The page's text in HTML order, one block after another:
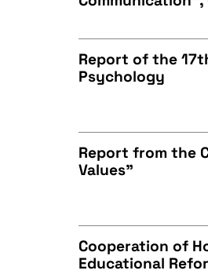
CZYSTY
Report of the
Psychology
Report from the
Values"
Cooperation of
Educational